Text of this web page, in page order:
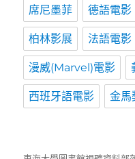
席尼墨菲 德語電影
柏林影展 法語電影
漫威(Marvel)電影
西班牙語電影 金馬